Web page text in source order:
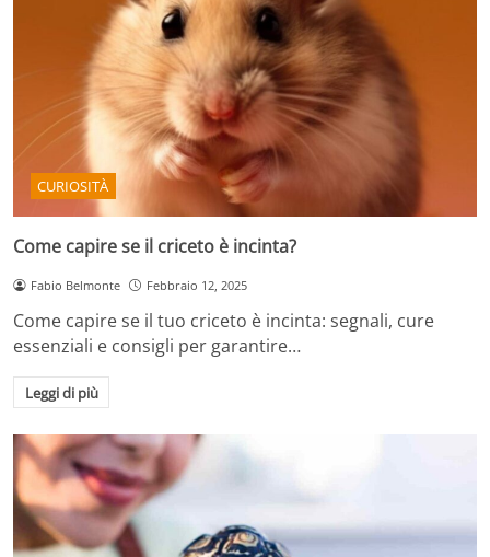
CURIOSITÀ
Come capire se il criceto è incinta?
Fabio Belmonte Febbraio 12, 2025
Come capire se il tuo criceto è incinta: segnali, cure
essenziali e consigli per garantire…
Leggi di più